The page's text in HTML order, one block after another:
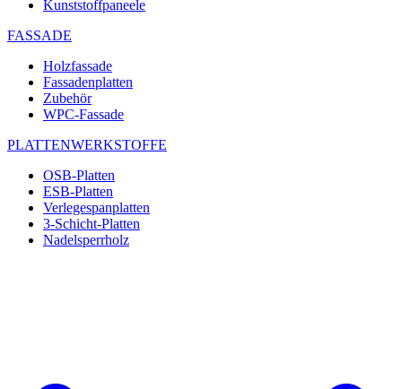
Kunststoffpaneele
FASSADE
Holzfassade
Fassadenplatten
Zubehör
WPC-Fassade
PLATTENWERKSTOFFE
OSB-Platten
ESB-Platten
Verlegespanplatten
3-Schicht-Platten
Nadelsperrholz